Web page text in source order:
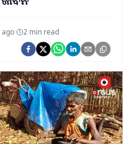
Apna Desh
ago· 2 min read